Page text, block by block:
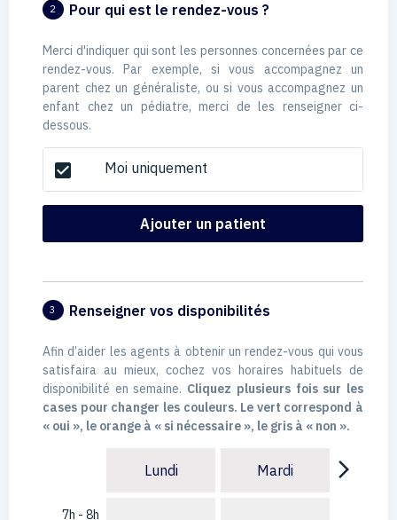
2 Pour qui est le rendez-vous ?
Merci d'indiquer qui sont les personnes concernées par ce
rendez-vous. Par exemple, si vous accompagnez un
parent chez un généraliste, ou si vous accompagnez un
enfant chez un pédiatre, merci de les renseigner ci-
dessous.
check_box Moi uniquement
Ajouter un patient
3 Renseigner vos disponibilités
Afin d’aider les agents à obtenir un rendez-vous qui vous
satisfaira au mieux, cochez vos horaires habituels de
disponibilité en semaine. Cliquez plusieurs fois sur les
cases pour changer les couleurs. Le vert correspond à
« oui », le orange à « si nécessaire », le gris à « non ».
7h - 8h
Lundi Mardi arrow_forward_ios